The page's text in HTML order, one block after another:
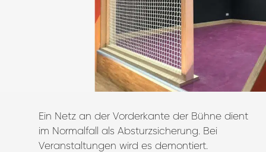
Ein Netz an der Vorderkante der Bühne dient
im Normalfall als Absturzsicherung. Bei
Veranstaltungen wird es demontiert.